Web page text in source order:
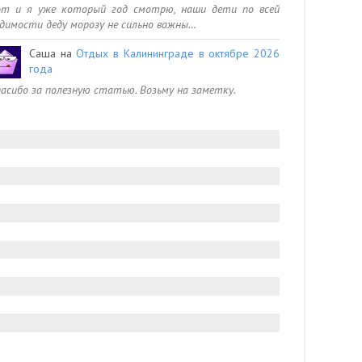
и я уже который год смотрю, наши дети по всей
деду морозу не сильно важны…
Саша наОтдых в Калининграде в октябре 2026
года
за полезную статью. Возьму на заметку.